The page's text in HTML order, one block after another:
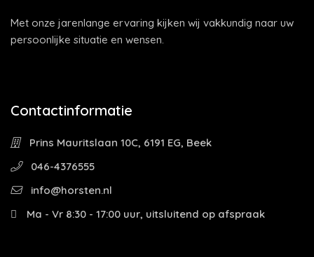
Met onze jarenlange ervaring kijken wij vakkundig naar uw
persoonlijke situatie en wensen.
Contactinformatie
Prins Mauritslaan 10C, 6191 EG, Beek
046-4376555
info@horsten.nl
Ma - Vr 8:30 - 17:00 uur, uitsluitend op afspraak